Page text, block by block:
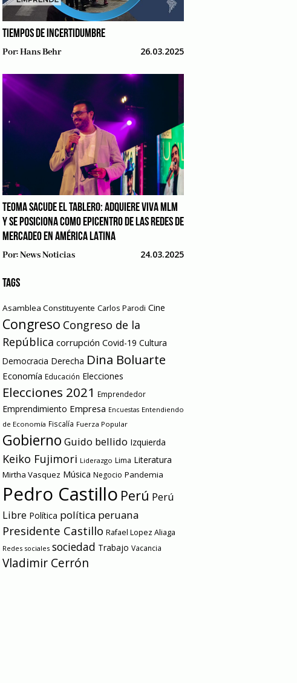
TIEMPOS DE INCERTIDUMBRE
Por:Hans Behr 26.03.2025
TEOMA SACUDE EL TABLERO: ADQUIERE VIVA MLM
Y SE POSICIONA COMO EPICENTRO DE LAS REDES DE
MERCADEO EN AMÉRICA LATINA
Por:News Noticias 24.03.2025
TAGS
Asamblea Constituyente Carlos Parodi Cine
Congreso Congreso de la
República corrupción Covid-19 Cultura
Democracia Derecha Dina Boluarte
Economía Educación Elecciones
Elecciones 2021 Emprendedor
Emprendimiento Empresa Encuestas Entendiendo
de Economía Fiscalía Fuerza Popular
Gobierno Guido bellido Izquierda
Keiko Fujimori Liderazgo Lima Literatura
Mirtha Vasquez Música Negocio Pandemia
Pedro Castillo Perú Perú
Libre Política política peruana
Presidente Castillo Rafael Lopez Aliaga
Redes sociales sociedad Trabajo Vacancia
Vladimir Cerrón